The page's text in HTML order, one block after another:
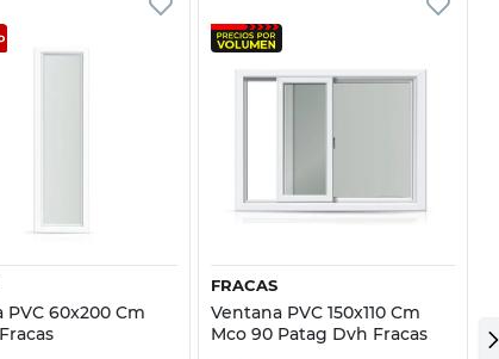
PVC 60x200 Cm
Vista rápida
FRACAS
Ventana PVC 150x110 Cm
Mco 90 Patag Dvh Fracas